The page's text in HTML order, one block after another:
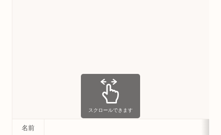
名前
スクロールできます